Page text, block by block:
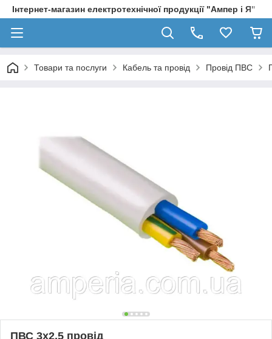
Інтернет-магазин електротехнічної продукції "Ампер і Я"
Товари та послуги Кабель та провід Провід ПВС
ПВС 3х2,5 провід